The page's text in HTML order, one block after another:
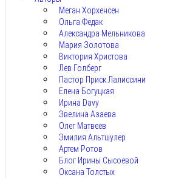
Меган Хорхенсен
Ольга Федак
Александра Мельникова
Мария Золотова
Виктория Христова
Лев Голберг
Пастор Приск Лалиссини
Елена Богуцкая
Ирина Davy
Эвелина Азаева
Олег Матвеев
Эмилия Альтшулер
Артем Ротов
Блог Ирины Сысоевой
Оксана Толстых